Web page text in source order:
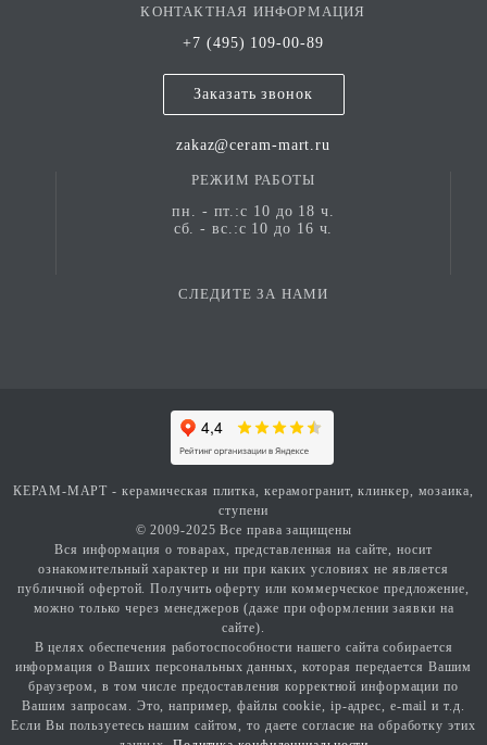
КОНТАКТНАЯ ИНФОРМАЦИЯ
+7 (495) 109-00-89
Заказать звонок
zakaz@ceram-mart.ru
РЕЖИМ РАБОТЫ
пн. - пт.:с 10 до 18 ч.
сб. - вс.:с 10 до 16 ч.
СЛЕДИТЕ ЗА НАМИ
КЕРАМ-МАРТ - керамическая плитка, керамогранит, клинкер, мозаика,
ступени
© 2009-2025 Все права защищены
Вся информация о товарах, представленная на сайте, носит
ознакомительный характер и ни при каких условиях не является
публичной офертой. Получить оферту или коммерческое предложение,
можно только через менеджеров (даже при оформлении заявки на
сайте).
В целях обеспечения работоспособности нашего сайта собирается
информация о Ваших персональных данных, которая передается Вашим
браузером, в том числе предоставления корректной информации по
Вашим запросам. Это, например, файлы cookie, ip-адрес, e-mail и т.д.
Если Вы пользуетесь нашим сайтом, то даете согласие на обработку этих